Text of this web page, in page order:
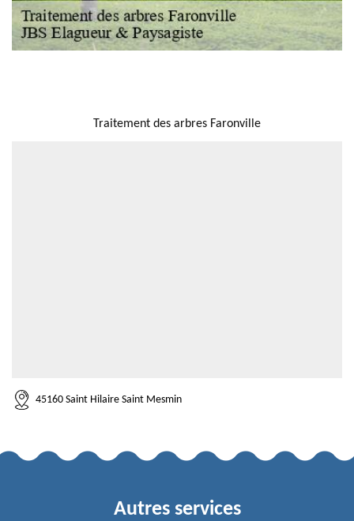
Traitement des arbres Faronville
45160 Saint Hilaire Saint Mesmin
Autres services